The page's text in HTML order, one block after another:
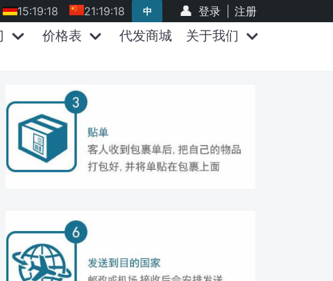
价格表 代发商城 关于我们
注册
登录
中
21:19:18
15:19:18